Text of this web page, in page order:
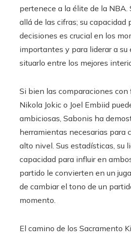
pertenece a la élite de la NBA.
allá de las cifras; su capacidad
decisiones es crucial en los
importantes y para liderar a su
situarlo entre los mejores
Si bien las comparaciones con
Nikola Jokic o Joel Embiid
ambiciosas, Sabonis ha
herramientas necesarias para
alto nivel. Sus estadísticas, su
capacidad para influir en
partido le convierten en un
de cambiar el tono de un
momento.
El camino de los Sacramento